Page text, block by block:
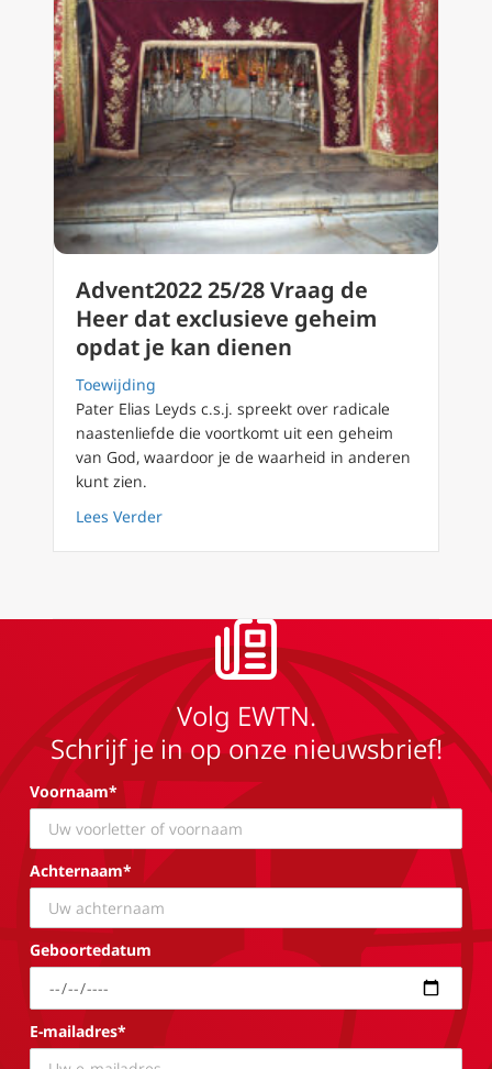
Advent2022 25/28 Vraag de
Heer dat exclusieve geheim
opdat je kan dienen
Toewijding
Pater Elias Leyds c.s.j. spreekt over radicale
naastenliefde die voortkomt uit een geheim
van God, waardoor je de waarheid in anderen
kunt zien.
Lees Verderabout Advent2022 25/28 Vraag de Heer dat
Volg EWTN.
Schrijf je in op onze nieuwsbrief!
Voornaam*
Achternaam*
Geboortedatum
E-mailadres*